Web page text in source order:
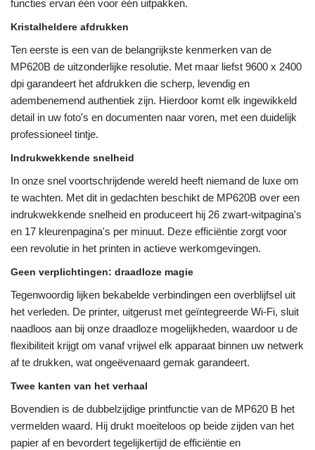
functies ervan één voor één uitpakken.
Kristalheldere afdrukken
Ten eerste is een van de belangrijkste kenmerken van de
MP620B de uitzonderlijke resolutie. Met maar liefst 9600 x 2400
dpi garandeert het afdrukken die scherp, levendig en
adembenemend authentiek zijn. Hierdoor komt elk ingewikkeld
detail in uw foto's en documenten naar voren, met een duidelijk
professioneel tintje.
Indrukwekkende snelheid
In onze snel voortschrijdende wereld heeft niemand de luxe om
te wachten. Met dit in gedachten beschikt de MP620B over een
indrukwekkende snelheid en produceert hij 26 zwart-witpagina's
en 17 kleurenpagina's per minuut. Deze efficiëntie zorgt voor
een revolutie in het printen in actieve werkomgevingen.
Geen verplichtingen: draadloze magie
Tegenwoordig lijken bekabelde verbindingen een overblijfsel uit
het verleden. De printer, uitgerust met geïntegreerde Wi-Fi, sluit
naadloos aan bij onze draadloze mogelijkheden, waardoor u de
flexibiliteit krijgt om vanaf vrijwel elk apparaat binnen uw netwerk
af te drukken, wat ongeëvenaard gemak garandeert.
Twee kanten van het verhaal
Bovendien is de dubbelzijdige printfunctie van de MP620 B het
vermelden waard. Hij drukt moeiteloos op beide zijden van het
papier af en bevordert tegelijkertijd de efficiëntie en